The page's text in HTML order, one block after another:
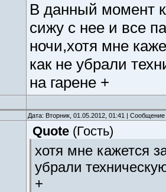
В данный момент
сижу с нее и все
ночи,хотя мне
как не убрали
на гарене +
Дата: Вторник, 01.05.2012, 01:41 |
Quote (Гость)
хотя мне кажется
убрали
+